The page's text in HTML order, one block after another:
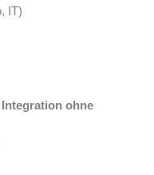
IT)
ohne